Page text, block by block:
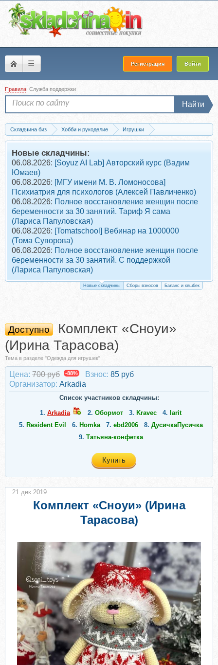
☰ Регистрация Войти
Правила Служба поддержки
Найти
Складчина биз Хобби и рукоделие
Игрушки
Одежда для игрушек
Скачать Комплект «Сноуи» (Ирина Тарасова)
Новые складчины:
06.08.2026: [Soyuz AI Lab] Авторский курс (Вадим
Юмаев)
06.08.2026: [МГУ имени М. В. Ломоносова]
Психиатрия для психологов (Алексей Павличенко)
06.08.2026: Полное восстановление женщин после
беременности за 30 занятий. Тариф Я сама
(Лариса Папуловская)
06.08.2026: [Tomatschool] Вебинар на 1000000
(Тома Суворова)
06.08.2026: Полное восстановление женщин после
беременности за 30 занятий. С поддержкой
(Лариса Папуловская)
Новые складчины Сборы взносов Баланс и кешбек
Доступно
Комплект «Сноуи»
(Ирина Тарасова)
Тема в разделе "Одежда для игрушек"
Цена: 700 руб -88% Взнос: 85 руб
Организатор: Arkadia
Список участников складчины:
1. Arkadia 2. Обормот 3. Kravec 4. larit
5. Resident Evil 6. Homka 7. ebd2006 8. ДусичкаПусичка
9. Татьяна-конфетка
Купить
Комплект «Сноуи» (Ирина
Тарасова)
21 дек 2019